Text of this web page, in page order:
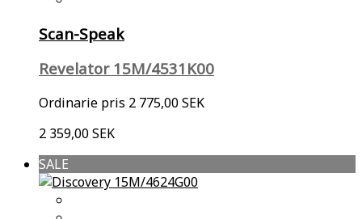
Scan-Speak
Revelator 15M/4531K00
Ordinarie pris 2 775,00 SEK
2 359,00 SEK
SALE